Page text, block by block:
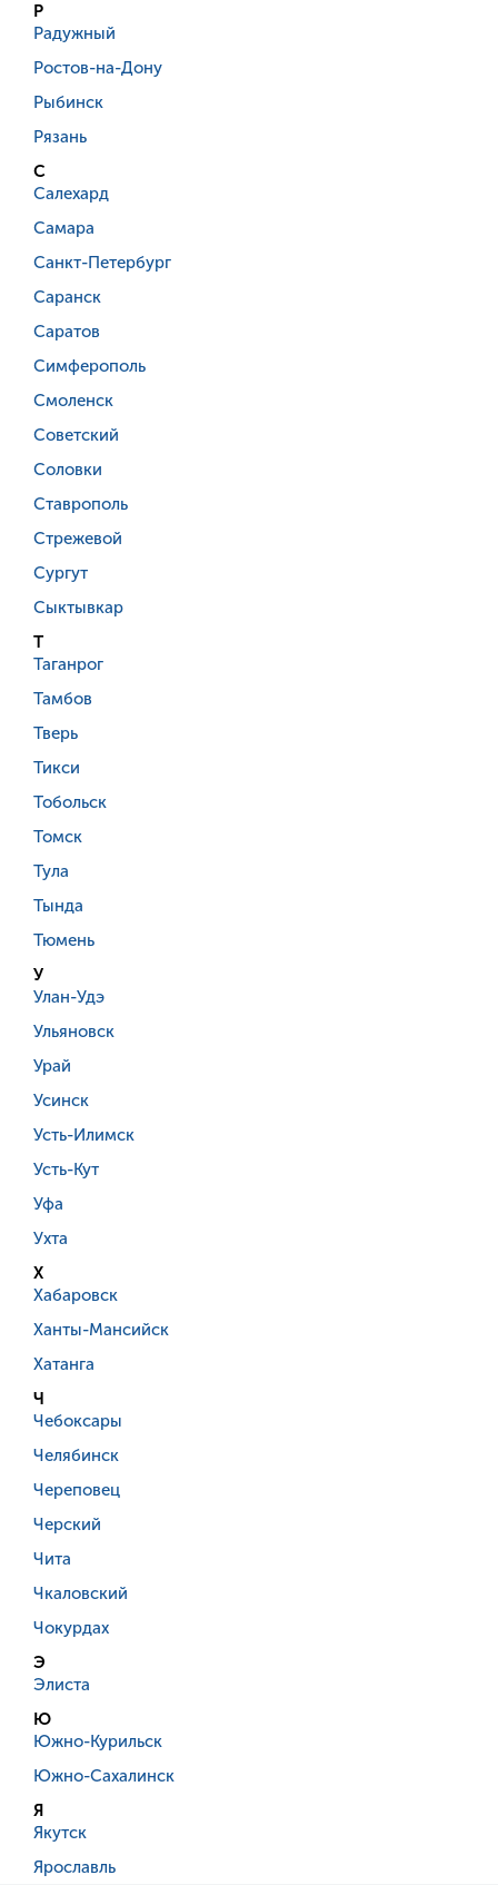
Р
Радужный
Ростов-на-Дону
Рыбинск
Рязань
С
Салехард
Самара
Санкт-Петербург
Саранск
Саратов
Симферополь
Смоленск
Советский
Соловки
Ставрополь
Стрежевой
Сургут
Сыктывкар
Т
Таганрог
Тамбов
Тверь
Тикси
Тобольск
Томск
Тула
Тында
Тюмень
У
Улан-Удэ
Ульяновск
Урай
Усинск
Усть-Илимск
Усть-Кут
Уфа
Ухта
Х
Хабаровск
Ханты-Мансийск
Хатанга
Ч
Чебоксары
Челябинск
Череповец
Черский
Чита
Чкаловский
Чокурдах
Э
Элиста
Ю
Южно-Курильск
Южно-Сахалинск
Я
Якутск
Ярославль